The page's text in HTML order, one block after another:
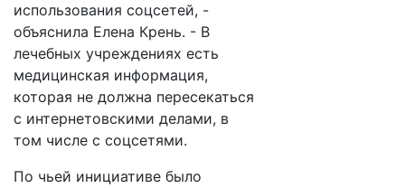
использования соцсетей, -
объяснила Елена Крень. - В
лечебных учреждениях есть
медицинская информация,
которая не должна пересекаться
с интернетовскими делами, в
том числе с соцсетями.
По чьей инициативе было